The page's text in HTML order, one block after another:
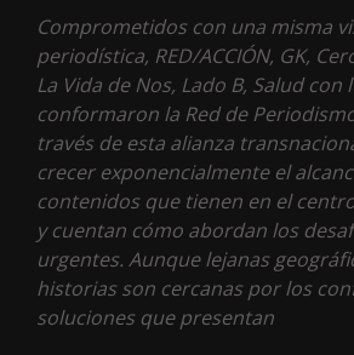
Comprometidos con una misma
periodística, RED/ACCIÓN, GK,
La Vida de Nos, Lado B, Salud con
conformaron la Red de
través de esta alianza
crecer exponencialmente el
contenidos que tienen en el
y cuentan cómo abordan los
urgentes. Aunque lejanas
historias son cercanas por los
soluciones que presentan